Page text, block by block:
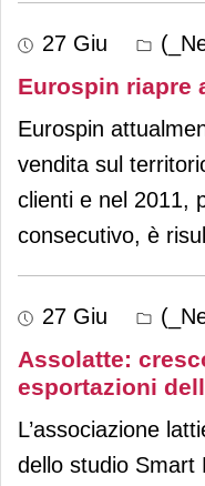
27 Giu
Eurospin riapre
Eurospin
vendita sul
clienti e nel 2011,
consecutivo, è
27 Giu
Assolatte:
esportazioni
L’associazione
dello studio Smart